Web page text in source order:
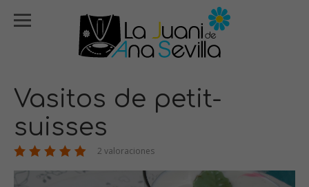
Vasitos de petit-
suisses
2 valoraciones